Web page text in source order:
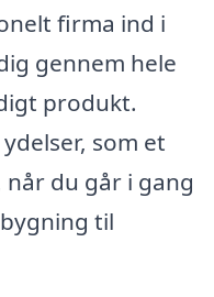
firma ind i
gennem hele
produkt.
som et
du går i gang
til